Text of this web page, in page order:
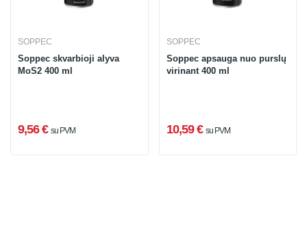
SOPPEC
Soppec skvarbioji alyva
MoS2 400 ml
9,56 € su PVM
SOPPEC
Soppec apsauga nuo purslų
virinant 400 ml
10,59 € su PVM